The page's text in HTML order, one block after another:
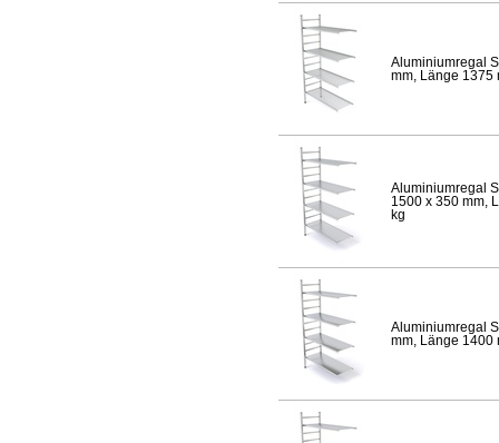
Aluminiumregal
mm, Länge 1375
Aluminiumregal
1500 x 350 mm,
kg
Aluminiumregal
mm, Länge 1400